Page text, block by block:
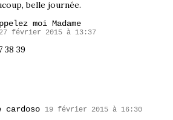
belle journée.
moi Madame
27 février 2015 à 13:37
38 39
cardoso 19 février 2015 à 16:30